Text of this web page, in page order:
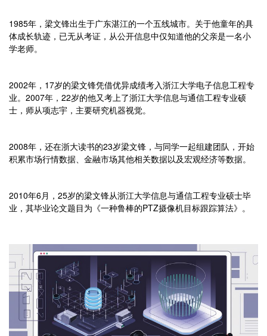
1985年，梁文锋出生于广东湛江的一个五线城市。关于他童年的具
体成长轨迹，已无从考证，从公开信息中仅知道他的父亲是一名小
学老师。
2002年，17岁的梁文锋凭借优异成绩考入浙江大学电子信息工程专
业。2007年，22岁的他又考上了浙江大学信息与通信工程专业硕
士，师从项志宇，主要研究机器视觉。
2008年，还在浙大读书的23岁梁文锋，与同学一起组建团队，开始
积累市场行情数据、金融市场其他相关数据以及宏观经济等数据。
2010年6月，25岁的梁文锋从浙江大学信息与通信工程专业硕士毕
业，其毕业论文题目为《一种鲁棒的PTZ摄像机目标跟踪算法》。